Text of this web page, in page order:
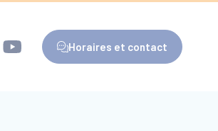
Horaires et contact